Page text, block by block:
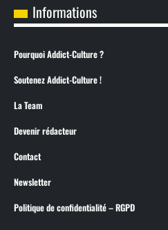
Informations
Pourquoi Addict-Culture ?
Soutenez Addict-Culture !
La Team
Devenir rédacteur
Contact
Newsletter
Politique de confidentialité – RGPD